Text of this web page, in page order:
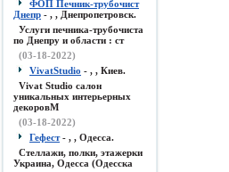
ФОП Печник-трубочист
Днепр - , , Днепропетровск.
Услуги печника-трубочиста
по Днепру и области : ст
(03-18-2022)
VivatStudio - , , Киев.
Vivat Studio салон
уникальных интерьерных
декоровМ
(03-18-2022)
Гефест- , , Одесса.
Стеллажи, полки, этажерки
Украина, Одесса (Одесска